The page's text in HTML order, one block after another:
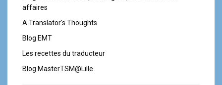
affaires
A Translator's Thoughts
Blog EMT
Les recettes du traducteur
Blog MasterTSM@Lille